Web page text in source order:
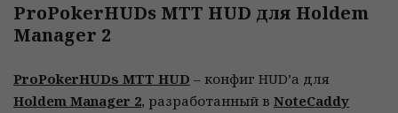
ProPokerHUDs MTT HUD для Holdem
Manager 2
ProPokerHUDs MTT HUD – конфиг HUD’a для
Holdem Manager 2, разработанный в NoteCaddy